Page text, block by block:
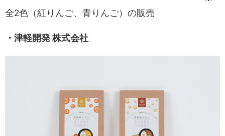
全2色（紅りんご、青りんご）の販売
・津軽開発 株式会社